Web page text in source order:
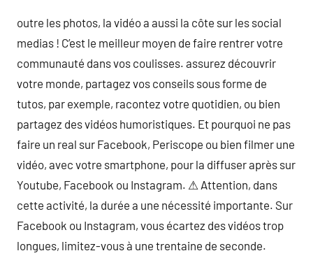
outre les photos, la vidéo a aussi la côte sur les social
medias ! C’est le meilleur moyen de faire rentrer votre
communauté dans vos coulisses. assurez découvrir
votre monde, partagez vos conseils sous forme de
tutos, par exemple, racontez votre quotidien, ou bien
partagez des vidéos humoristiques. Et pourquoi ne pas
faire un real sur Facebook, Periscope ou bien filmer une
vidéo, avec votre smartphone, pour la diffuser après sur
Youtube, Facebook ou Instagram. ⚠ Attention, dans
cette activité, la durée a une nécessité importante. Sur
Facebook ou Instagram, vous écartez des vidéos trop
longues, limitez-vous à une trentaine de seconde.